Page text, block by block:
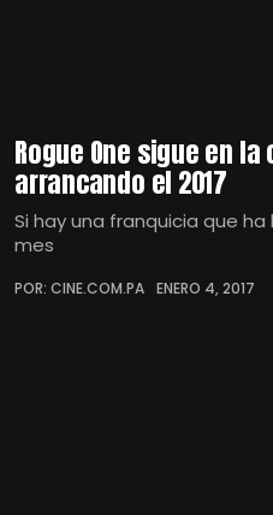
Rogue One sigue en
arrancando el 2017
Si hay una franquicia que
mes
POR: CINE.COM.PA ENERO 4, 2017